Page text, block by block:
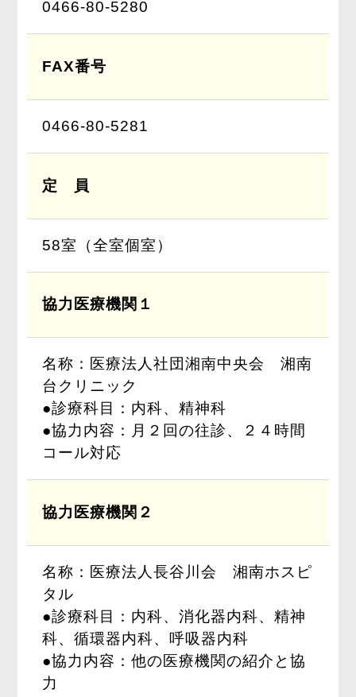
0466-80-5280
FAX番号
0466-80-5281
定 員
58室（全室個室）
協力医療機関１
名称：医療法人社団湘南中央会 湘南
台クリニック
●診療科目：内科、精神科
●協力内容：月２回の往診、２４時間
コール対応
協力医療機関２
名称：医療法人長谷川会 湘南ホスピ
タル
●診療科目：内科、消化器内科、精神
科、循環器内科、呼吸器内科
●協力内容：他の医療機関の紹介と協
力